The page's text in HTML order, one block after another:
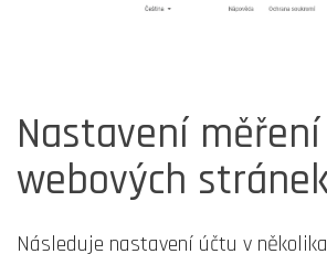
Nastavení měření
webových
Následuje nastavení účtu v